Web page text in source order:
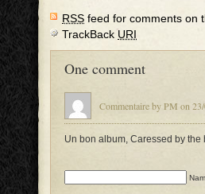
RSS feed for comments on
TrackBack URI
One comment
Commentaire by PM on
Un bon album, Caressed by